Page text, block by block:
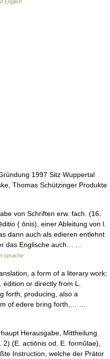
English
1997 Sitz Wuppertal
Thomas Schützinger Produkte
von Schriften erw. fach. (16.
( ōnis), einer Ableitung von l.
dann auch als edieren entlehnt
das Englische auch… …
sprache
a form of a literary work;
or directly from L.
forth, producing, also a
of edere bring forth,… …
Herausgabe, Mittheilung
(E. actiōnis od. E. formŭlae),
Instruction, welche der Prätor